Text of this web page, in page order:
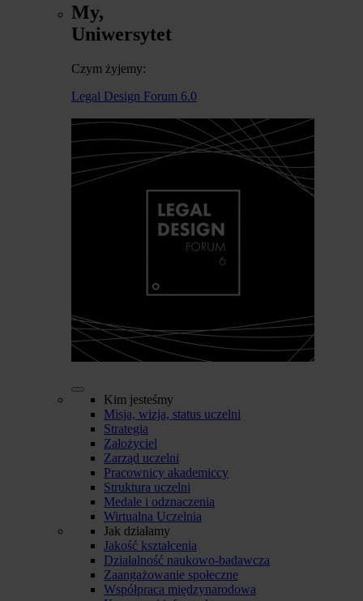
My,
Uniwersytet
Czym żyjemy:
Legal Design Forum 6.0
Kim jesteśmy
Misja, wizja, status uczelni
Strategia
Założyciel
Zarząd uczelni
Pracownicy akademiccy
Struktura uczelni
Medale i odznaczenia
Wirtualna Uczelnia
Jak działamy
Jakość kształcenia
Działalność naukowo-badawcza
Zaangażowanie społeczne
Współpraca międzynarodowa